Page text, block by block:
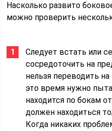
Насколько развито
можно проверить
Следует встать или
сосредоточить на
нельзя переводить
это время нужно
находится по бокам
должен находиться
Когда никаких